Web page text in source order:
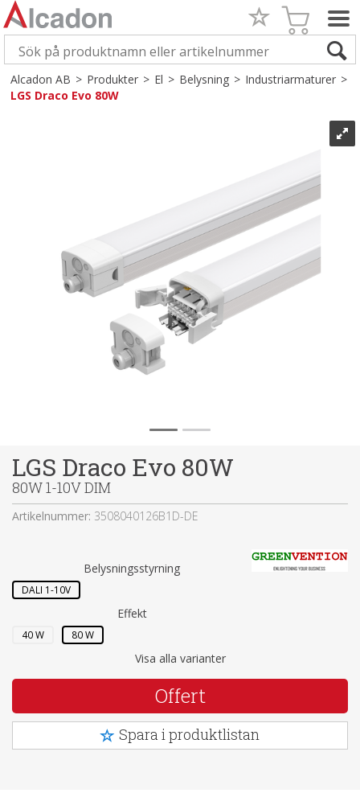
Alcadon AB>Produkter>El>Belysning>Industriarmaturer>
LGS Draco Evo 80W
LGS Draco Evo 80W
80W 1-10V DIM
Artikelnummer: 3508040126B1D-DE
Belysningsstyrning
DALI 1-10V
Effekt
40 W 80 W
Visa alla varianter
Offert
Spara i produktlistan